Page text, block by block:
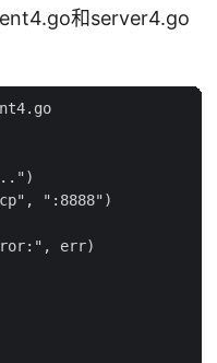
和server4.go
":8888")
err)